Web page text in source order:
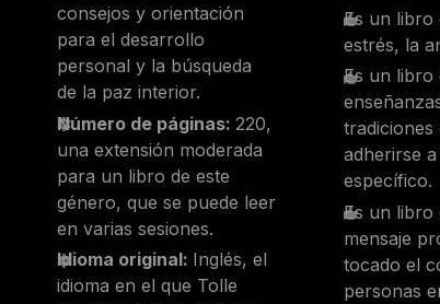
consejos y orientación
para el desarrollo
personal y la búsqueda
de la paz interior.
Número de páginas: 220,
una extensión moderada
para un libro de este
género, que se puede leer
en varias sesiones.
Idioma original: Inglés, el
idioma en el que Tolle
Es un libro
estrés, la
Es un libro
tradiciones
adherirse
específico.
Es un libro
mensaje
tocado el
personas